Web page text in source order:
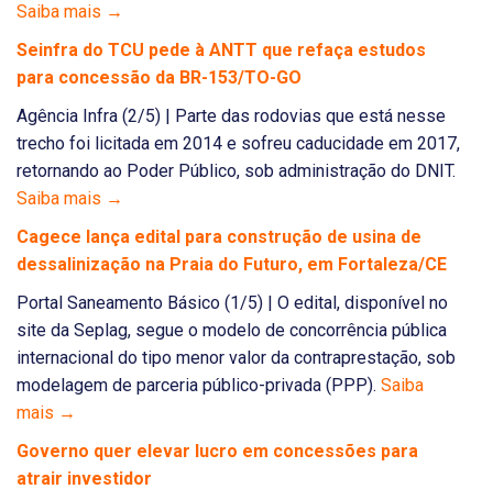
Saiba mais →
Seinfra do TCU pede à ANTT que refaça estudos
para concessão da BR-153/TO-GO
Agência Infra (2/5) | Parte das rodovias que está nesse
trecho foi licitada em 2014 e sofreu caducidade em 2017,
retornando ao Poder Público, sob administração do DNIT.
Saiba mais →
Cagece lança edital para construção de usina de
dessalinização na Praia do Futuro, em Fortaleza/CE
Portal Saneamento Básico (1/5) | O edital, disponível no
site da Seplag, segue o modelo de concorrência pública
internacional do tipo menor valor da contraprestação, sob
modelagem de parceria público-privada (PPP). Saiba
mais →
Governo quer elevar lucro em concessões para
atrair investidor